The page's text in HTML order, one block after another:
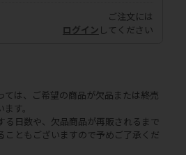
ご注文には
ログイン してください
ては、ご希望の商品が欠品または終売
す。
る日数や、欠品商品が再販されるまで
こともございますので予めご了承くだ